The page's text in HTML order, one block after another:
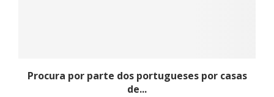
Procura por parte dos portugueses por casas
de...